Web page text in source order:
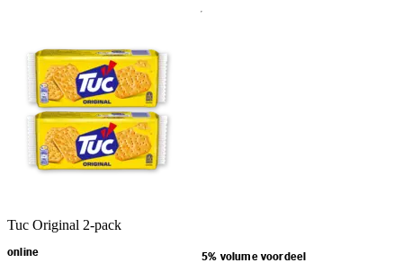
Tuc Original 2-pack
online 5% volume voordeel